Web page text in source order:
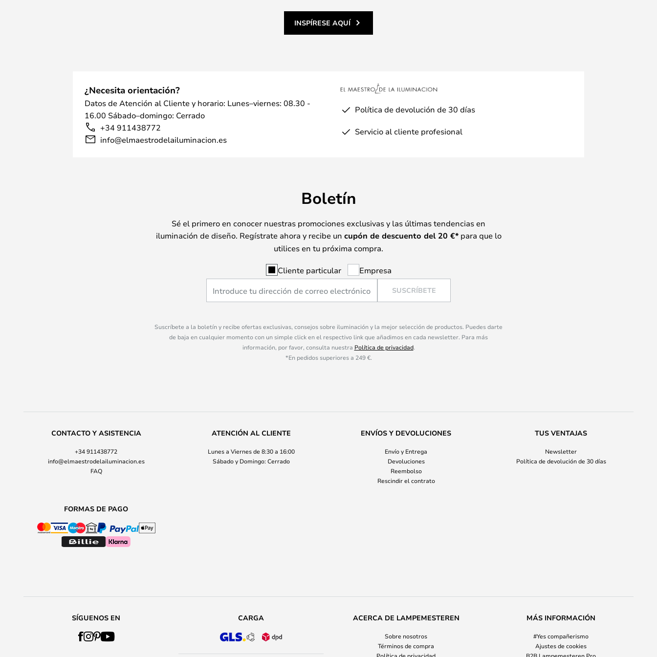
INSPÍRESE AQUÍ
¿Necesita orientación?
Datos de Atención al Cliente y horario: Lunes–viernes: 08.30 -
16.00 Sábado–domingo: Cerrado
+34 911438772
info@elmaestrodelailuminacion.es
Política de devolución de 30 días
Servicio al cliente profesional
Boletín
Sé el primero en conocer nuestras promociones exclusivas y las últimas tendencias en
iluminación de diseño. Regístrate ahora y recibe un cupón de descuento del 20 €*para que lo
utilices en tu próxima compra.
Cliente particular Empresa
SUSCRÍBETE
Suscríbete a la boletín y recibe ofertas exclusivas, consejos sobre iluminación y la mejor selección de productos. Puedes darte
de baja en cualquier momento con un simple click en el respectivo link que añadimos en cada newsletter. Para más
información, por favor, consulta nuestra Política de privacidad.
*En pedidos superiores a 249 €.
CONTACTO Y ASISTENCIA
+34 911438772
info@elmaestrodelailuminacion.es
FAQ
ATENCIÓN AL CLIENTE
Lunes a Viernes de 8:30 a 16:00
Sábado y Domingo: Cerrado
ENVÍOS Y DEVOLUCIONES
Envío y Entrega
Devoluciones
Reembolso
Rescindir el contrato
TUS VENTAJAS
Newsletter
Política de devolución de 30 días
FORMAS DE PAGO
SÍGUENOS EN CARGA ACERCA DE LAMPEMESTEREN
Sobre nosotros
Términos de compra
MÁS INFORMACIÓN
#Yes compañerismo
Ajustes de cookies